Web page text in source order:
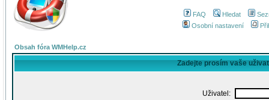
FAQ Hledat
Osobní nastavení
Obsah fóra WMHelp.cz
Zadejte prosím vaše
Uživatel: